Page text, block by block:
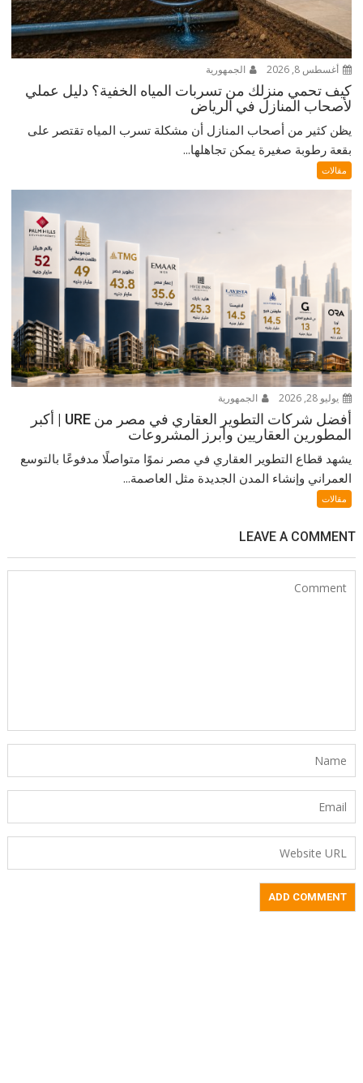
أغسطس 8, 2026 الجمهورية
كيف تحمي منزلك من تسربات المياه الخفية؟ دليل عملي
لأصحاب المنازل في الرياض
يظن كثير من أصحاب المنازل أن مشكلة تسرب المياه تقتصر على
بقعة رطوبة صغيرة يمكن تجاهلها...
مقالات
يوليو 28, 2026 الجمهورية
أفضل شركات التطوير العقاري في مصر من URE | أكبر
المطورين العقاريين وأبرز المشروعات
يشهد قطاع التطوير العقاري في مصر نموًا متواصلًا مدفوعًا بالتوسع
العمراني وإنشاء المدن الجديدة مثل العاصمة...
مقالات
LEAVE A COMMENT